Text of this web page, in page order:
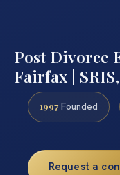
Post Divorce
Fairfax | SRIS,
1997 Founded
Request a